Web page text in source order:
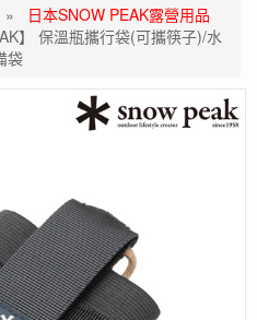
» 日本SNOW PEAK露營用品
】 保溫瓶攜行袋(可攜筷子)/水
袋